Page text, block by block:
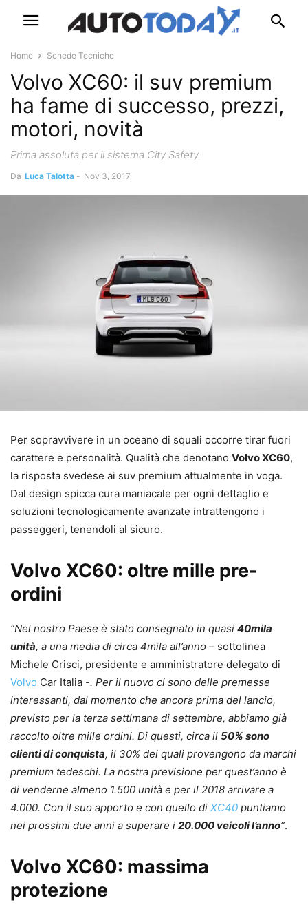
Home Schede Tecniche
Volvo XC60: il suv premium
ha fame di successo, prezzi,
motori, novità
Prima assoluta per il sistema City Safety.
Da Luca Talotta - Nov 3, 2017
Per sopravvivere in un oceano di squali occorre tirar fuori
carattere e personalità. Qualità che denotano Volvo XC60,
la risposta svedese ai suv premium attualmente in voga.
Dal design spicca cura maniacale per ogni dettaglio e
soluzioni tecnologicamente avanzate intrattengono i
passeggeri, tenendoli al sicuro.
Volvo XC60: oltre mille pre-
ordini
“Nel nostro Paese è stato consegnato in quasi 40mila
unità, a una media di circa 4mila all’anno – sottolinea
Michele Crisci, presidente e amministratore delegato di
Volvo Car Italia -. Per il nuovo ci sono delle premesse
interessanti, dal momento che ancora prima del lancio,
previsto per la terza settimana di settembre, abbiamo già
raccolto oltre mille ordini. Di questi, circa il 50% sono
clienti di conquista, il 30% dei quali provengono da marchi
premium tedeschi. La nostra previsione per quest’anno è
di venderne almeno 1.500 unità e per il 2018 arrivare a
4.000. Con il suo apporto e con quello di XC40 puntiamo
nei prossimi due anni a superare i 20.000 veicoli l’anno“.
Volvo XC60: massima
protezione